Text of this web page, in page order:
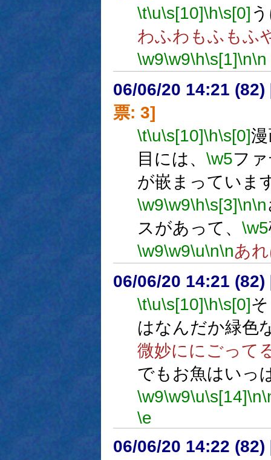
\t\u\s[10]\h\s[0]
わふわもふもふ
\w9\w9\h\s[1]\n\n
06/06/20 14:21 (82)
票: 3]
\t\u\s[10]\h\s[0]
目には、 \w5フ
が嵌まっていま
\w9\w9\h\s[3]\n\n
スがあって、 \w5
\w9\w9\u\n\nあ
06/06/20 14:21 (82)
\t\u\s[10]\h\s[0]
はなんだか緑色
微妙ににごって
でもお魚はいっ
\w9\w9\u\s[14]\n
\e
06/06/20 14:22 (82)